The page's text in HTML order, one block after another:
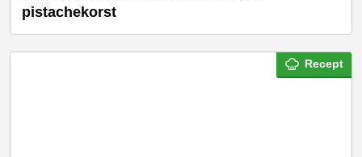
pistachekorst
Recept